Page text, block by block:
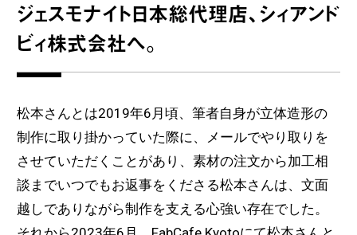
ジェスモナイト日本総代理店、シィアンド
ビィ株式会社へ。
松本さんとは2019年6月頃、筆者自身が立体造形の
制作に取り掛かっていた際に、メールでやり取りを
させていただくことがあり、素材の注文から加工相
談までいつでもお返事をくださる松本さんは、文面
越しでありながら制作を支える心強い存在でした。